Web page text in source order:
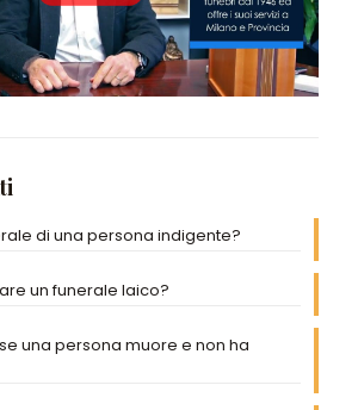
di una persona indigente?
un funerale laico?
una persona muore e non ha